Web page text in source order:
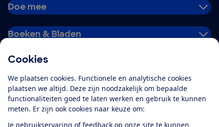
Cookies
We plaatsen cookies. Functionele en analytische cookies
plaatsen we altijd. Deze zijn noodzakelijk om bepaalde
functionaliteiten goed te laten werken en gebruik te kunnen
meten. Er zijn ook cookies naar keuze om:
Je gebruikservaring of feedback op onze site te kunnen
Doe mee
Boeken & Bladen
Alles over de